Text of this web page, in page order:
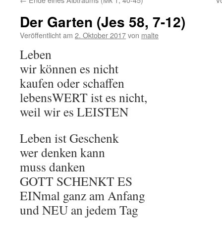
Der Garten (Jes 58, 7-12)
Veröffentlicht am 2. Oktober 2017von malte
Leben
wir können es nicht
kaufen oder schaffen
lebensWERT ist es nicht,
weil wir es LEISTEN
Leben ist Geschenk
wer denken kann
muss danken
GOTT SCHENKT ES
EINmal ganz am Anfang
und NEU an jedem Tag